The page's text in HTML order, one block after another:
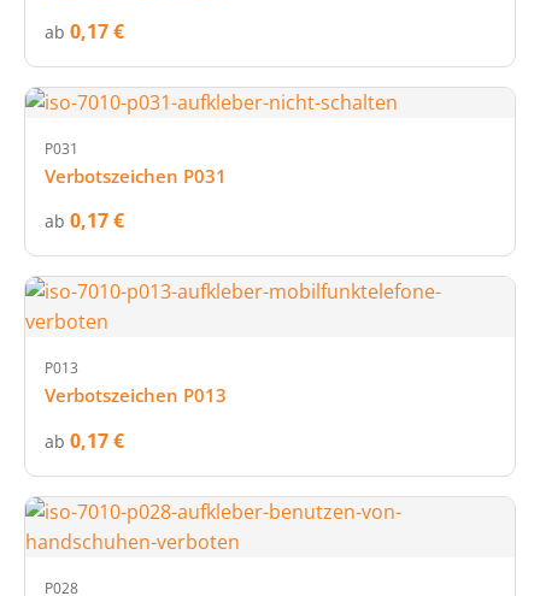
ab 0,17 €
P031
Verbotszeichen P031
ab 0,17 €
P013
Verbotszeichen P013
ab 0,17 €
P028